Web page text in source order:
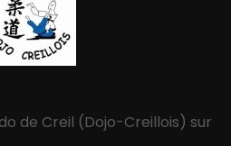
de Creil (Dojo-Creillois) sur